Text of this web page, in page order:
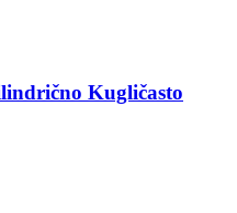
Kugličasto